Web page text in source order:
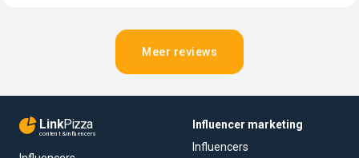
Meer reviews
LinkPizza
content & influencers
Influencer marketing
Influencers